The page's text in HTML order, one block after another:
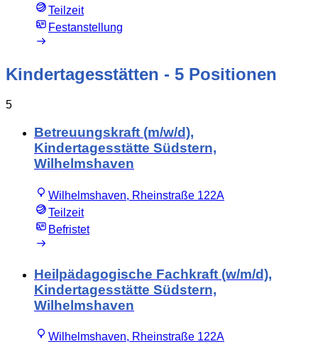
Teilzeit
Festanstellung
Kindertagesstätten - 5 Positionen
5
Betreuungskraft (m/w/d),
Kindertagesstätte Südstern,
Wilhelmshaven
Wilhelmshaven, Rheinstraße 122A
Teilzeit
Befristet
Heilpädagogische Fachkraft (w/m/d),
Kindertagesstätte Südstern,
Wilhelmshaven
Wilhelmshaven, Rheinstraße 122A